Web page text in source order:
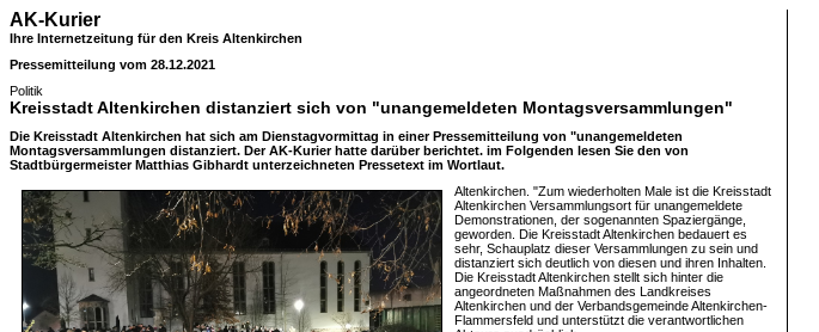
AK-Kurier
Ihre Internetzeitung für den Kreis Altenkirchen
Pressemitteilung vom 28.12.2021
Politik
Kreisstadt Altenkirchen distanziert sich von "unangemeldeten Montagsversammlungen"
Die Kreisstadt Altenkirchen hat sich am Dienstagvormittag in einer Pressemitteilung von "unangemeldeten
Montagsversammlungen distanziert. Der AK-Kurier hatte darüber berichtet. im Folgenden lesen Sie den von
Stadtbürgermeister Matthias Gibhardt unterzeichneten Pressetext im Wortlaut.
Altenkirchen. "Zum wiederholten Male ist die Kreisstadt
Altenkirchen Versammlungsort für unangemeldete
Demonstrationen, der sogenannten Spaziergänge,
geworden. Die Kreisstadt Altenkirchen bedauert es
sehr, Schauplatz dieser Versammlungen zu sein und
distanziert sich deutlich von diesen und ihren Inhalten.
Die Kreisstadt Altenkirchen stellt sich hinter die
angeordneten Maßnahmen des Landkreises
Altenkirchen und der Verbandsgemeinde Altenkirchen-
Flammersfeld und unterstützt die verantwortlichen